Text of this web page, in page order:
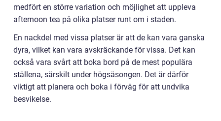
medfört en större variation och möjlighet att uppleva
afternoon tea på olika platser runt om i staden.
En nackdel med vissa platser är att de kan vara ganska
dyra, vilket kan vara avskräckande för vissa. Det kan
också vara svårt att boka bord på de mest populära
ställena, särskilt under högsäsongen. Det är därför
viktigt att planera och boka i förväg för att undvika
besvikelse.